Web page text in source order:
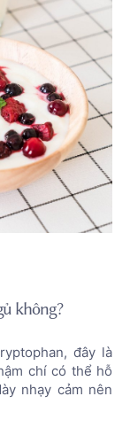
không?
đây là
chí có thể hỗ
nhạy cảm nên